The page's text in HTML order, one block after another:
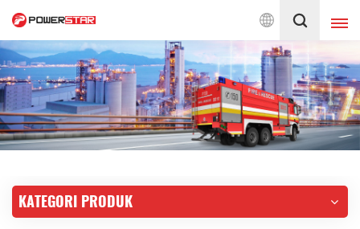
Bomba Sejak 1990 Melayu
English français
Deutsch русский
português
KATEGORI PRODUK